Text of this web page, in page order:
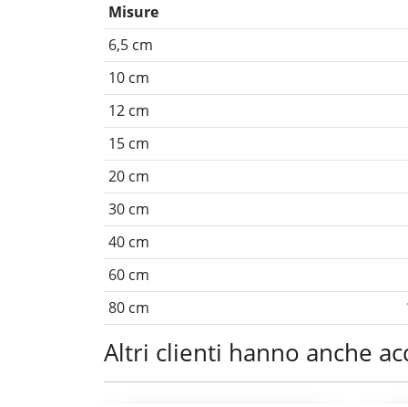
Misure
6,5 cm
10 cm
12 cm
15 cm
20 cm
30 cm
40 cm
60 cm
80 cm
Altri clienti hanno anche